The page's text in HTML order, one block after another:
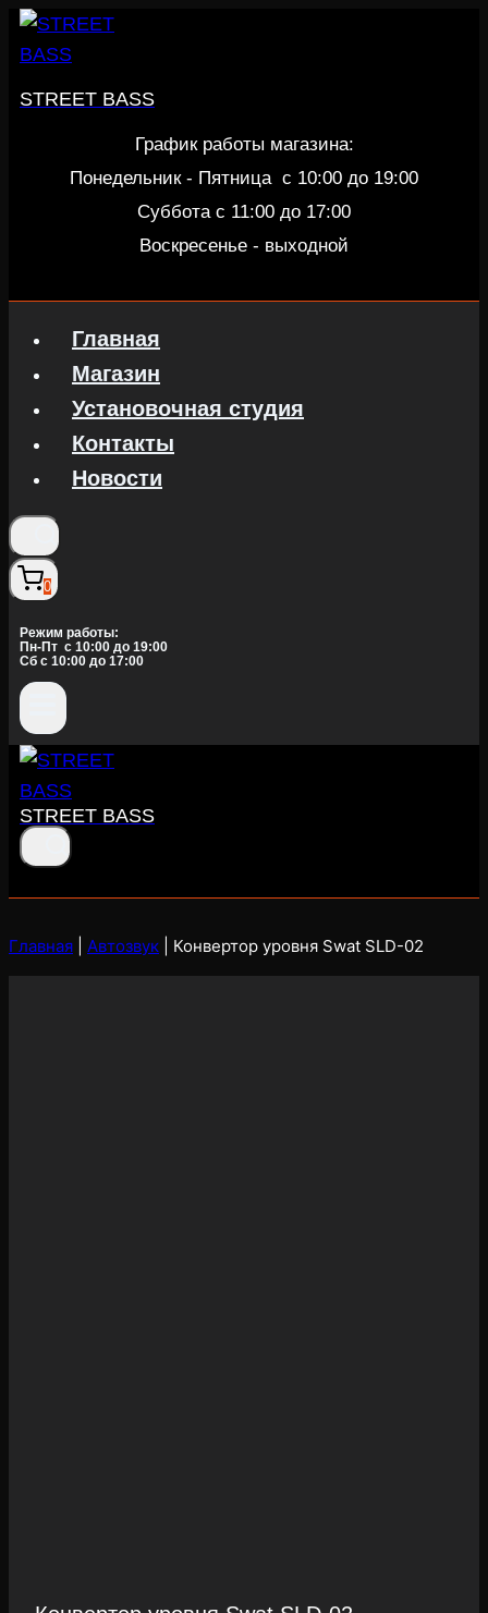
Перейти
STREET BASS
График работы магазина:
Понедельник - Пятница c 10:00 до 19:00
Суббота с 11:00 до 17:00
Воскресенье - выходной
Главная
Магазин
Установочная студия
Контакты
Новости
0
Режим работы:
Пн-Пт c 10:00 до 19:00
Сб с 10:00 до 17:00
STREET BASS
Главная Автозвук Конвертор уровня Swat SLD-02